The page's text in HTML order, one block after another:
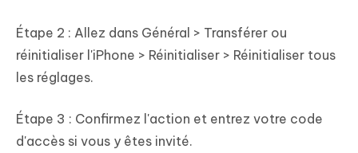
Étape 2 : Allez dans Général > Transférer ou
réinitialiser l'iPhone > Réinitialiser > Réinitialiser tous
les réglages.
Étape 3 : Confirmez l'action et entrez votre code
d'accès si vous y êtes invité.